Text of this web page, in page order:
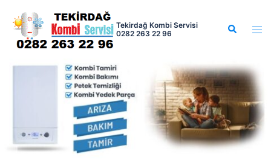
Tekirdağ Kombi Servisi
0282 263 22 96